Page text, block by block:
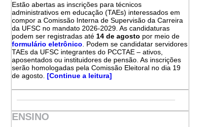
Estão abertas as inscrições para técnicos
administrativos em educação (TAEs) interessados em
compor a Comissão Interna de Supervisão da Carreira
da UFSC no mandato 2026-2029. As candidaturas
podem ser registradas até 14 de agosto por meio de
formulário eletrônico . Podem se candidatar servidores
TAEs da UFSC integrantes do PCCTAE – ativos,
aposentados ou instituidores de pensão. As inscrições
serão homologadas pela Comissão Eleitoral no dia 19
de agosto. [Continue a leitura]
ENSINO